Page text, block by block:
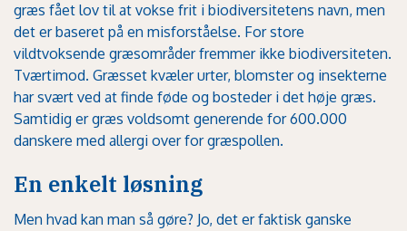
græs fået lov til at vokse frit i biodiversitetens navn, men
det er baseret på en misforståelse. For store
vildtvoksende græsområder fremmer ikke biodiversiteten.
Tværtimod. Græsset kvæler urter, blomster og insekterne
har svært ved at finde føde og bosteder i det høje græs.
Samtidig er græs voldsomt generende for 600.000
danskere med allergi over for græspollen.
En enkelt løsning
Men hvad kan man så gøre? Jo, det er faktisk ganske